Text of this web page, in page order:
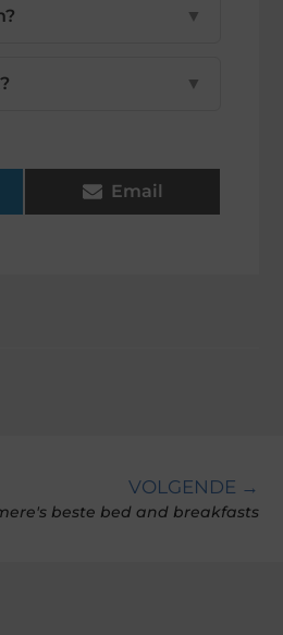
▼
▼
Email
VOLGENDE →
beste bed and breakfasts